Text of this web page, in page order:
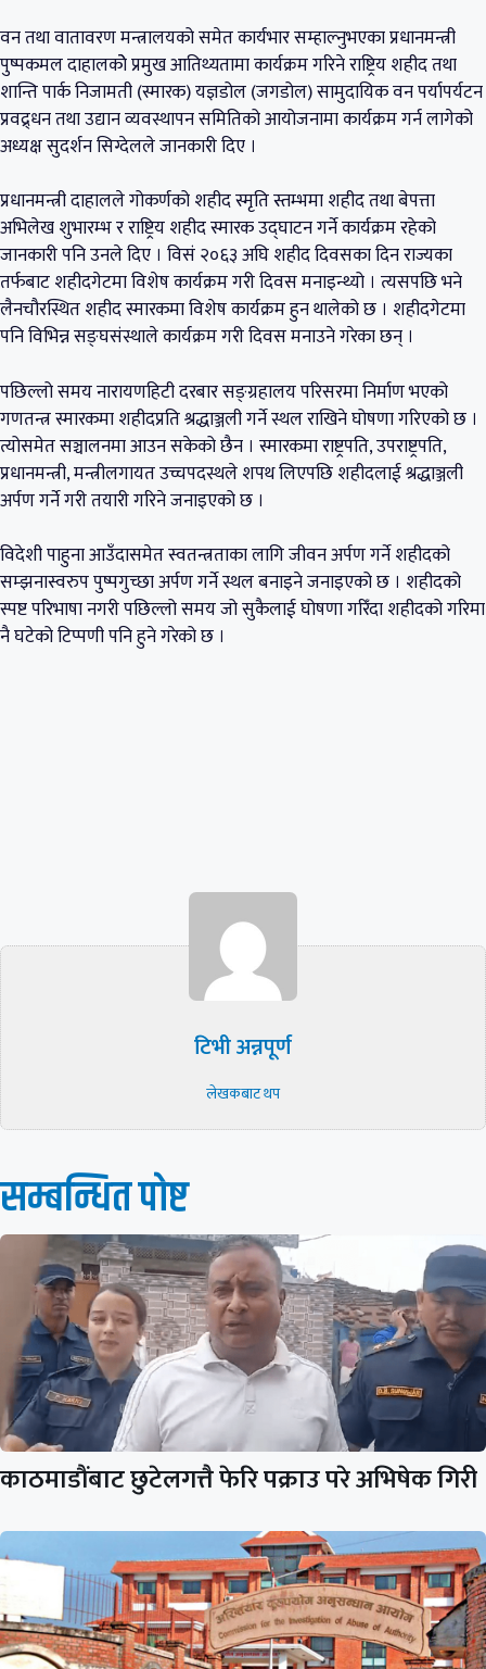
वन तथा वातावरण मन्त्रालयको समेत कार्यभार सम्हाल्नुभएका प्रधानमन्त्री
पुष्पकमल दाहालकोे प्रमुख आतिथ्यतामा कार्यक्रम गरिने राष्ट्रिय शहीद तथा
शान्ति पार्क निजामती (स्मारक) यज्ञडोल (जगडोल) सामुदायिक वन पर्यापर्यटन
प्रवद्र्धन तथा उद्यान व्यवस्थापन समितिको आयोजनामा कार्यक्रम गर्न लागेको
अध्यक्ष सुदर्शन सिग्देलले जानकारी दिए ।
प्रधानमन्त्री दाहालले गोकर्णको शहीद स्मृति स्तम्भमा शहीद तथा बेपत्ता
अभिलेख शुभारम्भ र राष्ट्रिय शहीद स्मारक उद्घाटन गर्ने कार्यक्रम रहेको
जानकारी पनि उनले दिए । विसं २०६३ अघि शहीद दिवसका दिन राज्यका
तर्फबाट शहीदगेटमा विशेष कार्यक्रम गरी दिवस मनाइन्थ्यो । त्यसपछि भने
लैनचौरस्थित शहीद स्मारकमा विशेष कार्यक्रम हुन थालेको छ । शहीदगेटमा
पनि विभिन्न सङ्घसंस्थाले कार्यक्रम गरी दिवस मनाउने गरेका छन् ।
पछिल्लो समय नारायणहिटी दरबार सङ्ग्रहालय परिसरमा निर्माण भएको
गणतन्त्र स्मारकमा शहीदप्रति श्रद्धाञ्जली गर्ने स्थल राखिने घोषणा गरिएको छ ।
त्योसमेत सञ्चालनमा आउन सकेको छैन । स्मारकमा राष्ट्रपति, उपराष्ट्रपति,
प्रधानमन्त्री, मन्त्रीलगायत उच्चपदस्थले शपथ लिएपछि शहीदलाई श्रद्धाञ्जली
अर्पण गर्ने गरी तयारी गरिने जनाइएको छ ।
विदेशी पाहुना आउँदासमेत स्वतन्त्रताका लागि जीवन अर्पण गर्ने शहीदको
सम्झनास्वरुप पुष्पगुच्छा अर्पण गर्ने स्थल बनाइने जनाइएको छ । शहीदको
स्पष्ट परिभाषा नगरी पछिल्लो समय जो सुकैलाई घोषणा गरिँदा शहीदको गरिमा
नै घटेको टिप्पणी पनि हुने गरेको छ ।
टिभी अन्नपूर्ण
लेखकबाट थप
सम्बन्धित पाेष्ट
काठमाडौंबाट छुटेलगत्तै फेरि पक्राउ परे अभिषेक गिरी